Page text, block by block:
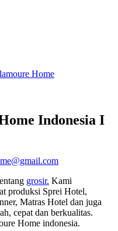
Home
Indonesia I
grosir. Kami
produksi Sprei Hotel,
Matras Hotel dan juga
cepat dan berkualitas.
Home indonesia.